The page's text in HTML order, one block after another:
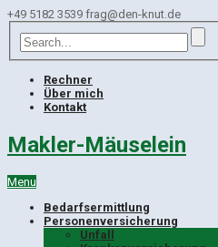
+49 5182 3539 frag@den-knut.de
Rechner
Über mich
Kontakt
Makler-Mäuselein
Menu
Bedarfsermittlung
Personenversicherung
Unfall